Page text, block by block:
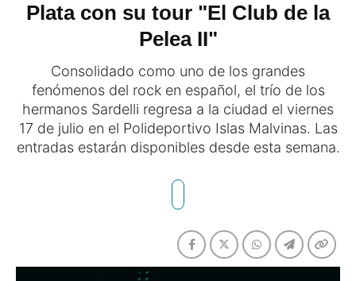
Plata con su tour "El Club de la
Pelea II"
Consolidado como uno de los grandes
fenómenos del rock en español, el trío de los
hermanos Sardelli regresa a la ciudad el viernes
17 de julio en el Polideportivo Islas Malvinas. Las
entradas estarán disponibles desde esta semana.